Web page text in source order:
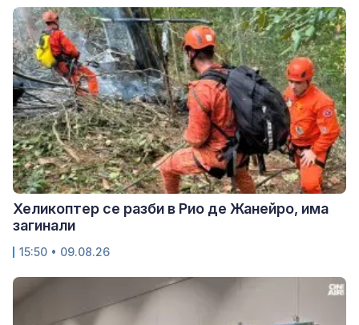
Хеликоптер се разби в Рио де Жанейро, има
загинали
15:50 • 09.08.26